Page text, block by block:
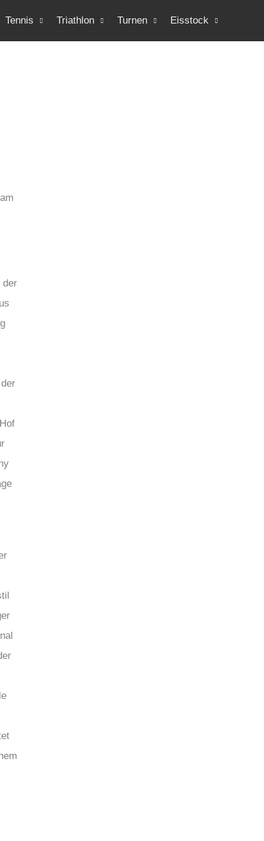
Tennis Triathlon Turnen Eisstock
der